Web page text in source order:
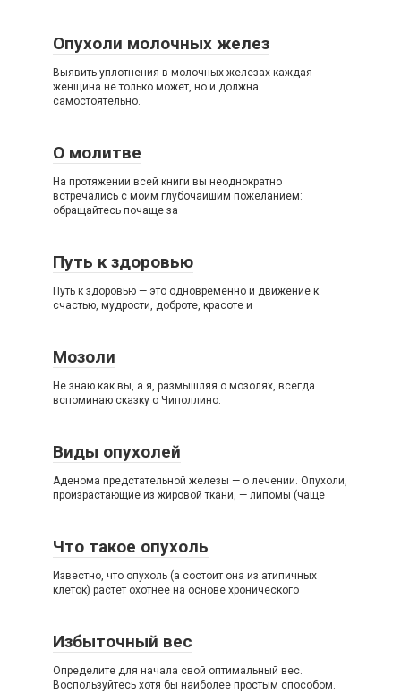
Опухоли молочных желез
Выявить уплотнения в молочных железах каждая
женщина не только может, но и должна
самостоятельно.
О молитве
На протяжении всей книги вы неоднократно
встречались с моим глубочайшим пожеланием:
обращайтесь почаще за
Путь к здоровью
Путь к здоровью — это одновременно и движение к
счастью, мудрости, доброте, красоте и
Мозоли
Не знаю как вы, а я, размышляя о мозолях, всегда
вспоминаю сказку о Чиполлино.
Виды опухолей
Аденома предстательной железы — о лечении. Опухоли,
произрастающие из жировой ткани, — липомы (чаще
Что такое опухоль
Известно, что опухоль (а состоит она из атипичных
клеток) растет охотнее на основе хронического
Избыточный вес
Определите для начала свой оптимальный вес.
Воспользуйтесь хотя бы наиболее простым способом.